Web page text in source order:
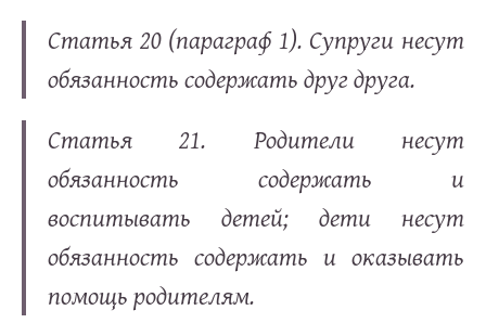
Статья 20 (параграф 1). Супруги несут
обязанность содержать друг друга.
Статья 21. Родители несут
обязанность содержать и
воспитывать детей; дети несут
обязанность содержать и оказывать
помощь родителям.